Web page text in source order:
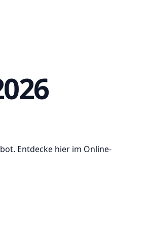
Entdecke hier im Online-